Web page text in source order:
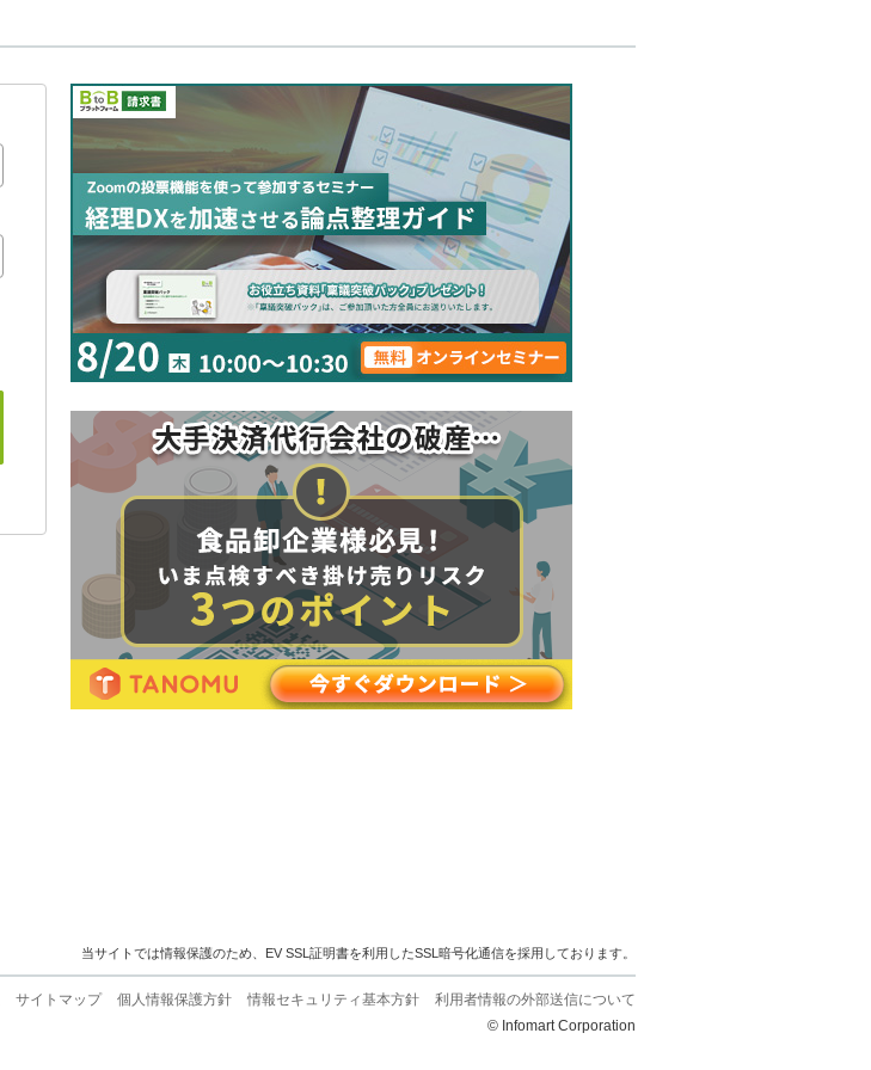
当サイトでは情報保護のため、EV SSL証明書を利用したSSL暗号化通信を採用しております。
サイトマップ 個人情報保護方針 情報セキュリティ基本方針
利用者情報の外部送信について
© Infomart Corporation